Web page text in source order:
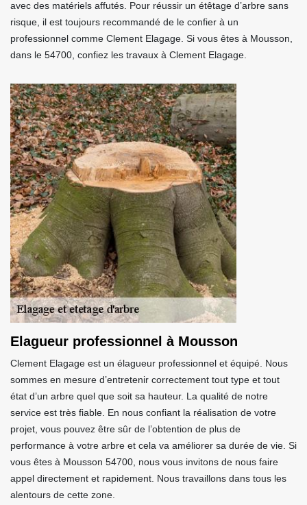
avec des matériels affutés. Pour réussir un étêtage d’arbre sans
risque, il est toujours recommandé de le confier à un
professionnel comme Clement Elagage. Si vous êtes à Mousson,
dans le 54700, confiez les travaux à Clement Elagage.
Elagueur professionnel à Mousson
Clement Elagage est un élagueur professionnel et équipé. Nous
sommes en mesure d’entretenir correctement tout type et tout
état d’un arbre quel que soit sa hauteur. La qualité de notre
service est très fiable. En nous confiant la réalisation de votre
projet, vous pouvez être sûr de l’obtention de plus de
performance à votre arbre et cela va améliorer sa durée de vie. Si
vous êtes à Mousson 54700, nous vous invitons de nous faire
appel directement et rapidement. Nous travaillons dans tous les
alentours de cette zone.